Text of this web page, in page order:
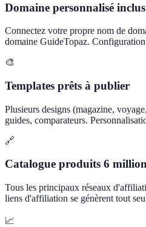
Domaine personnalisé inclus
Connectez votre propre nom de
domaine GuideTopaz.
🎨
Templates prêts à publier
Plusieurs designs (magazine,
guides, comparateurs.
🔗
Catalogue produits 6
Tous les principaux réseaux
liens d'affiliation se génèrent tout
📈